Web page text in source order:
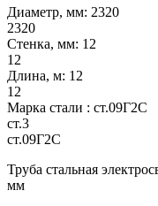
Диаметр, мм: 2320
2320
Стенка, мм: 12
12
Длина, м: 12
12
Марка стали : ст.09Г2С
ст.3
ст.09Г2С
Труба стальная
мм